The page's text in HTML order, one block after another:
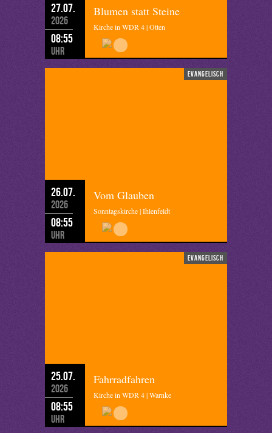
27.07.
2026
08:55
Uhr
Blumen statt Steine
Kirche in WDR 4 | Otten
evangelisch
26.07.
2026
08:55
Uhr
Vom Glauben
Sonntagskirche | Ihlenfeldt
evangelisch
25.07.
2026
08:55
Uhr
Fahrradfahren
Kirche in WDR 4 | Warnke